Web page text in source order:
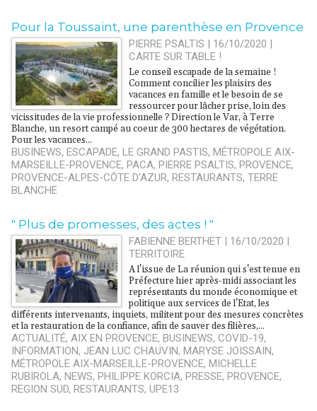
Pour la Toussaint, une parenthèse en Provence
PIERRE PSALTIS | 16/10/2020 |
CARTE SUR TABLE !
Le conseil escapade de la semaine !
Comment concilier les plaisirs des
vacances en famille et le besoin de se
ressourcer pour lâcher prise, loin des
vicissitudes de la vie professionnelle ? Direction le Var, à Terre
Blanche, un resort campé au coeur de 300 hectares de végétation.
Pour les vacances...
BUSINEWS, ESCAPADE, LE GRAND PASTIS, MÉTROPOLE AIX-
MARSEILLE-PROVENCE, PACA, PIERRE PSALTIS, PROVENCE,
PROVENCE-ALPES-CÔTE D'AZUR, RESTAURANTS, TERRE
BLANCHE
" Plus de promesses, des actes ! "
FABIENNE BERTHET | 16/10/2020 |
TERRITOIRE
A l'issue de La réunion qui s'est tenue en
Préfecture hier après-midi associant les
représentants du monde économique et
politique aux services de l'Etat, les
différents intervenants, inquiets, militent pour des mesures concrètes
et la restauration de la confiance, afin de sauver des filières,...
ACTUALITÉ, AIX EN PROVENCE, BUSINEWS, COVID-19,
INFORMATION, JEAN LUC CHAUVIN, MARYSE JOISSAIN,
MÉTROPOLE AIX-MARSEILLE-PROVENCE, MICHELLE
RUBIROLA, NEWS, PHILIPPE KORCIA, PRESSE, PROVENCE,
REGION SUD, RESTAURANTS, UPE13